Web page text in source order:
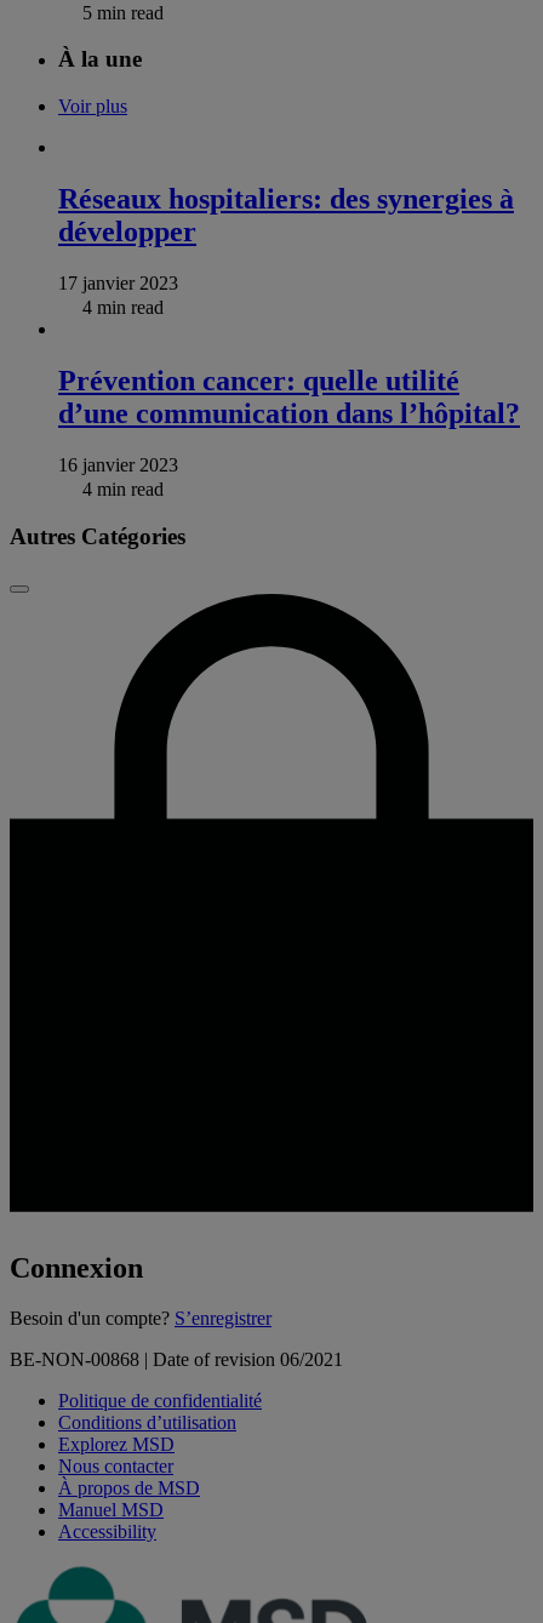
5 min read
À la une
Voir plus
Réseaux hospitaliers: des synergies à
développer
17 janvier 2023
4 min read
Prévention cancer: quelle utilité
d’une communication dans l’hôpital?
16 janvier 2023
4 min read
Autres Catégories
Fermer
Connexion
Loading...
Besoin d'un compte? S’enregistrer
BE-NON-00868 | Date of revision 06/2021
Politique de confidentialité
Conditions d’utilisation
Explorez MSD
Nous contacter
À propos de MSD
Manuel MSD
Accessibility